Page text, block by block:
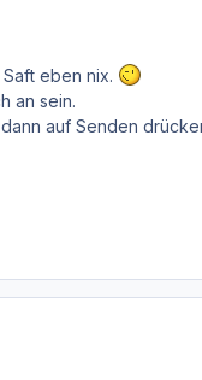
eben nix.
an sein.
auf Senden